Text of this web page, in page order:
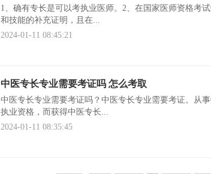
1、确有专长是可以考执业医师。2、在国家医师资格考
和技能的补充证明，且在...
2024-01-11 08:45:21
中医专长专业需要考证吗 怎么考取
中医专长专业需要考证吗？中医专长专业需要考证。从
执业资格，而获得中医专长...
2024-01-11 08:35:45